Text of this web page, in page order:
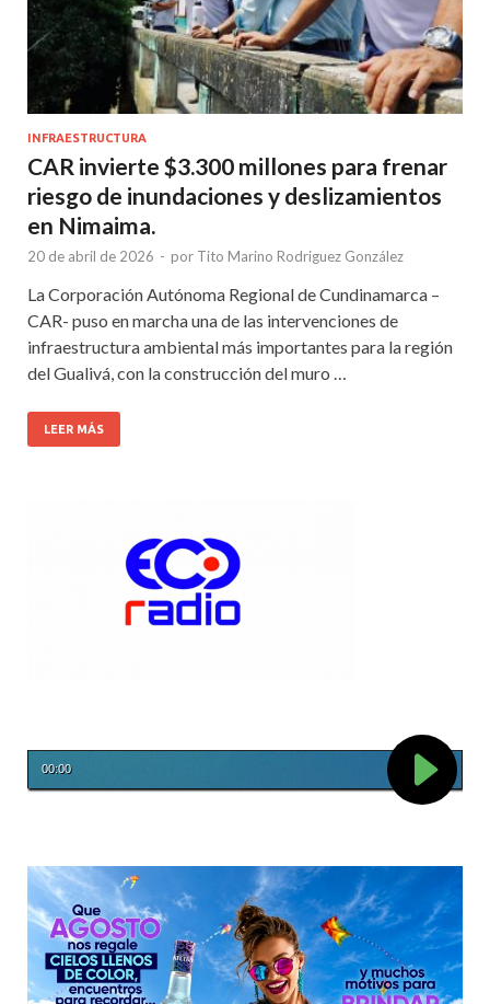
INFRAESTRUCTURA
CAR invierte $3.300 millones para frenar
riesgo de inundaciones y deslizamientos
en Nimaima.
20 de abril de 2026 - por Tito Marino Rodriguez González
La Corporación Autónoma Regional de Cundinamarca –
CAR- puso en marcha una de las intervenciones de
infraestructura ambiental más importantes para la región
del Gualivá, con la construcción del muro …
LEER MÁS